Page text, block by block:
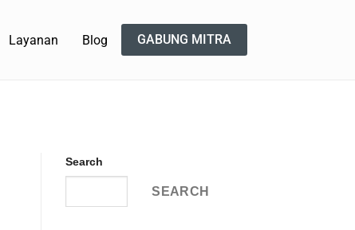
Layanan Blog GABUNG MITRA
Search
SEARCH